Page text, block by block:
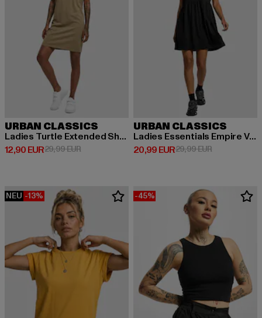
URBAN CLASSICS
Ladies Turtle Extended Shoulder
12,90 EUR
Derzeitiger Preis: 12,90 EUR
29,99 EURAktionspreis: 29,99 EUR
URBAN CLASSICS
Ladies Essentials Empire Valance
20,99 EUR
Derzeitiger Preis: 20,99 EUR
29,99 EURAktionspreis:
NEU -13% -45%